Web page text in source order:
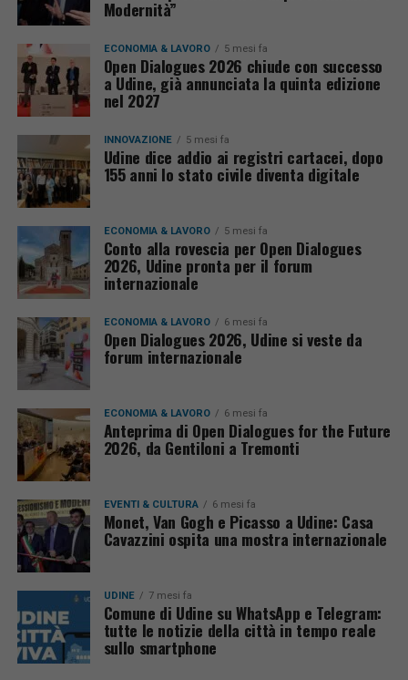
Modernità”
ECONOMIA & LAVORO 5 mesi fa
Open Dialogues 2026 chiude con successo
a Udine, già annunciata la quinta edizione
nel 2027
INNOVAZIONE 5 mesi fa
Udine dice addio ai registri cartacei, dopo
155 anni lo stato civile diventa digitale
ECONOMIA & LAVORO 5 mesi fa
Conto alla rovescia per Open Dialogues
2026, Udine pronta per il forum
internazionale
ECONOMIA & LAVORO 6 mesi fa
Open Dialogues 2026, Udine si veste da
forum internazionale
ECONOMIA & LAVORO 6 mesi fa
Anteprima di Open Dialogues for the Future
2026, da Gentiloni a Tremonti
EVENTI & CULTURA 6 mesi fa
Monet, Van Gogh e Picasso a Udine: Casa
Cavazzini ospita una mostra internazionale
UDINE 7 mesi fa
Comune di Udine su WhatsApp e Telegram:
tutte le notizie della città in tempo reale
sullo smartphone